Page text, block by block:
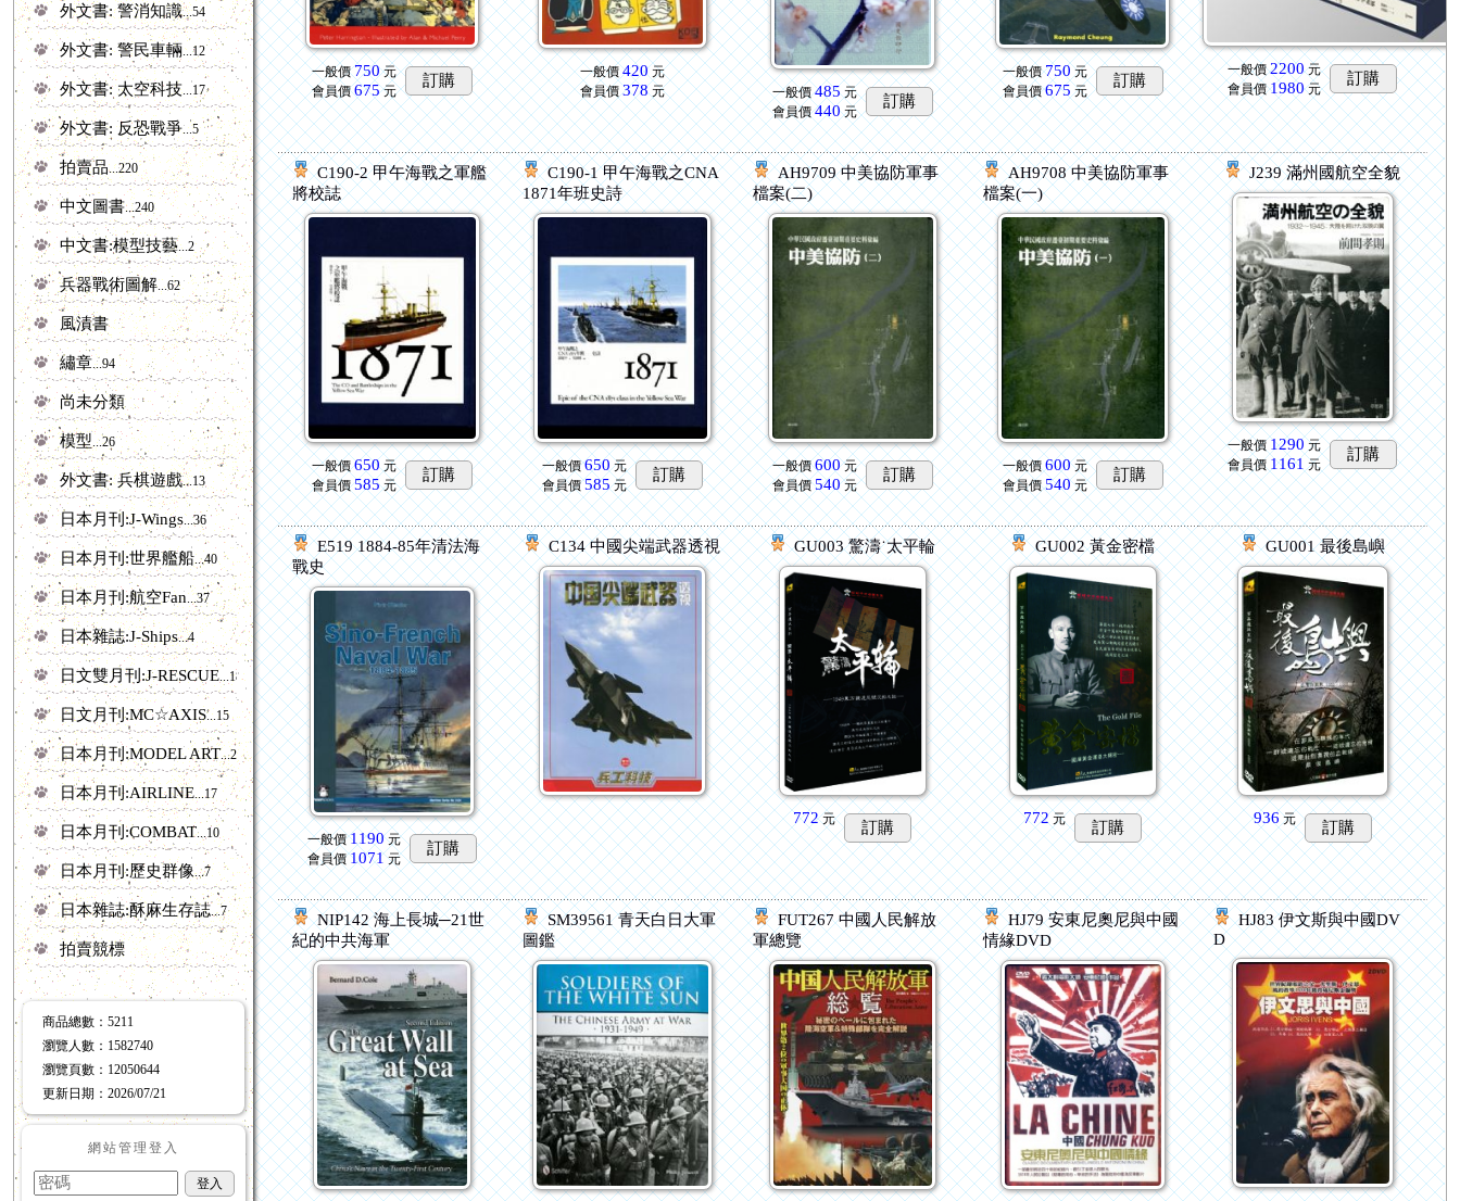
外文書: 警消知識...54
外文書: 警民車輛...12
外文書: 太空科技 ...17
外文書: 反恐戰爭...5
拍賣品...220
中文圖書...240
中文書:模型技藝...2
兵器戰術圖解...62
風漬書
繡章...94
尚未分類
模型 ...26
外文書: 兵棋遊戲...13
日本月刊:J-Wings...36
日本月刊:世界艦船...40
日本月刊:航空Fan...37
日本雜誌:J-Ships...4
日文雙月刊:J-RESCUE ...18
日文月刊:MC☆AXIS...15
日本月刊:MODEL ART...20
日本月刊:AIRLINE ...17
日本月刊:COMBAT...10
日本月刊:歷史群像...7
日本雜誌:酥麻生存誌 ...7
拍賣競標
商品總數 ：5211
瀏覽人數 ： 1582740
瀏覽頁數 ： 12050644
更新日期 ：2026/07/21
網站管理登入
一般價 750元
會員價 675元
訂購 一般價 420元
會員價 378元 一般價 485元
會員價 440元
訂購
一般價 750 元
會員價 675元
訂購
一般價 2200元
會員價 1980元
訂購
C190-2 甲午海戰之軍艦
將校誌
一般價 650元
會員價 585元
訂購
C190-1 甲午海戰之CNA
1871年班史詩
一般價 650元
會員價 585元
訂購
AH9709 中美協防軍事
檔案(二)
一般價 600元
會員價 540元
訂購
AH9708 中美協防軍事
檔案(一)
一般價 600元
會員價 540元
訂購
J239 滿州國航空全貌
一般價 1290 元
會員價 1161 元
訂購
E519 1884-85年清法海
戰史
一般價 1190元
會員價 1071元
訂購
C134 中國尖端武器透視 GU003 驚濤˙太平輪
772元 訂購
GU002 黃金密檔
772元 訂購
GU001 最後島嶼
936 元 訂購
NIP142 海上長城─21世
紀的中共海軍
SM39561 青天白日大軍
圖鑑
FUT267 中國人民解放
軍總覽
HJ79 安東尼奧尼與中國
情緣DVD
HJ83 伊文斯與中國DV
D